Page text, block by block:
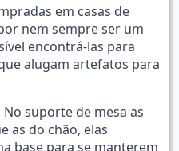
em casas de
nem sempre ser um
encontrá-las para
alugam artefatos para
No suporte de mesa as
as do chão, elas
base para se manterem